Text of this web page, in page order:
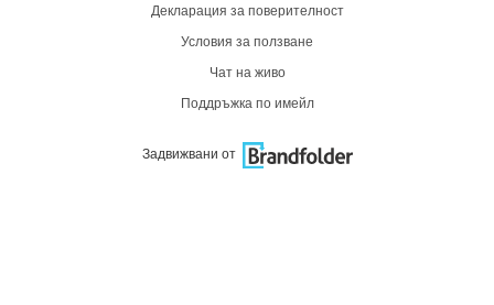
Декларация за поверителност
Условия за ползване
Чат на живо
Поддръжка по имейл
Задвижвани от